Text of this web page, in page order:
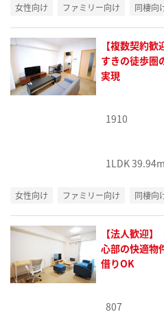
女性向け ファミリー向け 同棲向
【複数契約
すきの徒歩圏
実現
1910
1LDK
女性向け ファミリー向け 同棲向
【法人歓迎
心部の快適物
借りOK
807